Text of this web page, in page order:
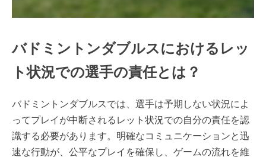
バドミントンダブルスにおけるレッ
ト状況での選手の責任とは？
バドミントンダブルスでは、選手は予期しない状況によ
ってプレイが中断されるレット状況での自分の責任を認
識する必要があります。明確なコミュニケーションと迅
速な行動が、公平なプレイを確保し、ゲームの流れを維